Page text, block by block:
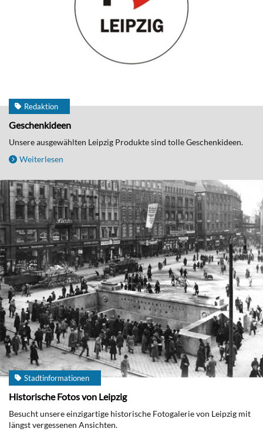
Redaktion
Geschenkideen
Unsere ausgewählten Leipzig Produkte sind tolle Geschenkideen.
Weiterlesen
Stadtinformationen
Historische Fotos von Leipzig
Besucht unsere einzigartige historische Fotogalerie von Leipzig mit
längst vergessenen Ansichten.